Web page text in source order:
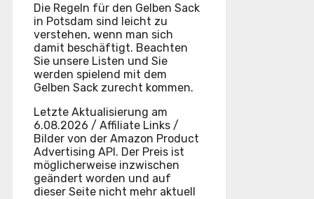
Die Regeln für den Gelben Sack
in Potsdam sind leicht zu
verstehen, wenn man sich
damit beschäftigt. Beachten
Sie unsere Listen und Sie
werden spielend mit dem
Gelben Sack zurecht kommen.
Letzte Aktualisierung am
6.08.2026 / Affiliate Links /
Bilder von der Amazon Product
Advertising API. Der Preis ist
möglicherweise inzwischen
geändert worden und auf
dieser Seite nicht mehr aktuell